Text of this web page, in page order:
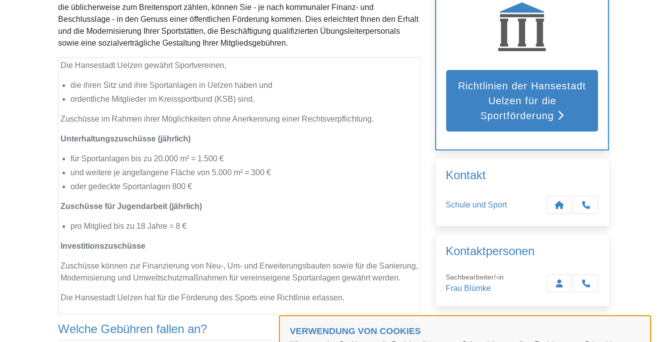
VERWENDUNG VON COOKIES
die üblicherweise zum Breitensport zählen, können Sie - je nach kommunaler Finanz- und
Beschlusslage - in den Genuss einer öffentlichen Förderung kommen. Dies erleichtert Ihnen den Erhalt
und die Modernisierung Ihrer Sportstätten, die Beschäftigung qualifizierten Übungsleiterpersonals
sowie eine sozialverträgliche Gestaltung Ihrer Mitgliedsgebühren.
Die Hansestadt Uelzen gewährt Sportvereinen,
die ihren Sitz und ihre Sportanlagen in Uelzen haben und
ordentliche Mitglieder im Kreissportbund (KSB) sind.
Zuschüsse im Rahmen ihrer Möglichkeiten ohne Anerkennung einer Rechtsverpflichtung.
Unterhaltungszuschüsse (jährlich)
für Sportanlagen bis zu 20.000 m² = 1.500 €
und weitere je angefangene Fläche von 5.000 m² = 300 €
oder gedeckte Sportanlagen 800 €
Zuschüsse für Jugendarbeit (jährlich)
pro Mitglied bis zu 18 Jahre = 8 €
Investitionszuschüsse
Zuschüsse können zur Finanzierung von Neu-, Um- und Erweiterungsbauten sowie für die Sanierung,
Modernisierung und Umweltschutzmaßnahmen für vereinseigene Sportanlagen gewährt werden.
Die Hansestadt Uelzen hat für die Förderung des Sports eine Richtlinie erlassen.
Welche Gebühren fallen an?
Richtlinien der Hansestadt
Uelzen für die
Sportförderung
Kontakt
Schule und Sport
Kontaktpersonen
Sachbearbeiter/-in
Frau Blümke